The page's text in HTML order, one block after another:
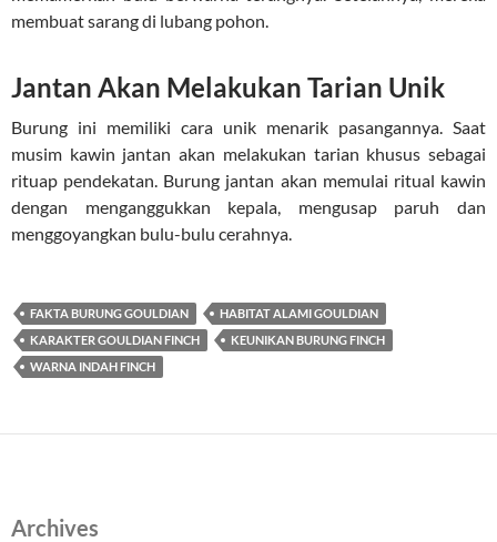
membuat sarang di lubang pohon.
Jantan Akan Melakukan Tarian Unik
Burung ini memiliki cara unik menarik pasangannya. Saat
musim kawin jantan akan melakukan tarian khusus sebagai
rituap pendekatan. Burung jantan akan memulai ritual kawin
dengan menganggukkan kepala, mengusap paruh dan
menggoyangkan bulu-bulu cerahnya.
FAKTA BURUNG GOULDIAN
HABITAT ALAMI GOULDIAN
KARAKTER GOULDIAN FINCH
KEUNIKAN BURUNG FINCH
WARNA INDAH FINCH
Archives